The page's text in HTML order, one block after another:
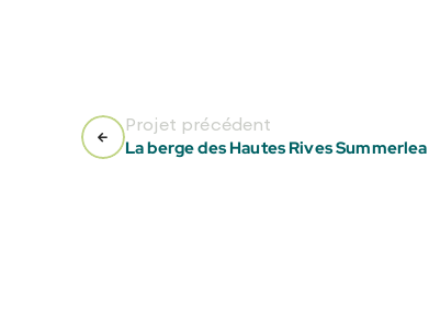
Projet précédent
La berge des Hautes Rives Summerlea